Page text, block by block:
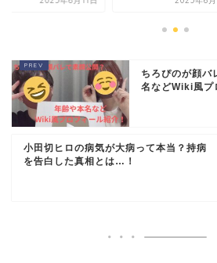
ちろぴのが顔バ
名などWiki風プ
小田切ヒロの病気が大病って本当？持病
を告白した真相とは…！